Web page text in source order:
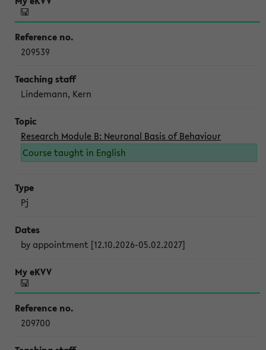
209539
Lindemann, Kern
Research Module B: Neuronal Basis of Behaviour
Course taught in English
Pj
by appointment [12.10.2026-05.02.2027]
209700